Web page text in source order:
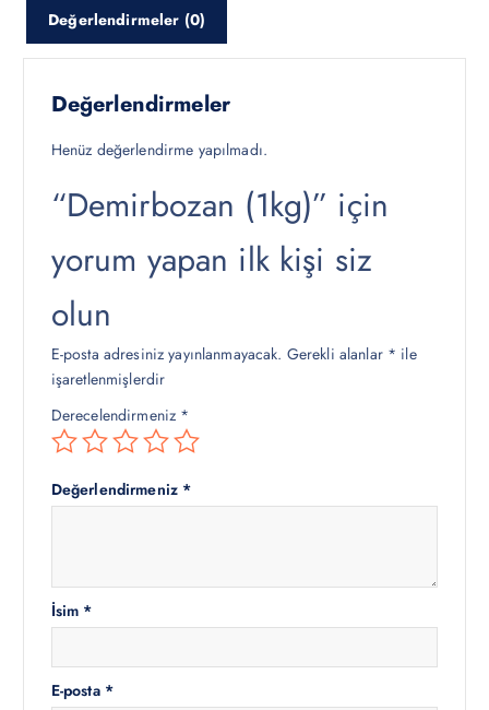
y
a
:
₺
6
0
,
0
y
a
:
5
0
,
0
Değerlendirmeler (0)
Değerlendirmeler
Henüz değerlendirme yapılmadı.
“Demirbozan (1kg)” için
yorum yapan ilk kişi siz
olun
E-posta adresiniz yayınlanmayacak. Gerekli alanlar * ile
işaretlenmişlerdir
Derecelendirmeniz *
Değerlendirmeniz *
İsim *
E-posta *